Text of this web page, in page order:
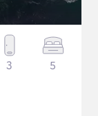
3 5